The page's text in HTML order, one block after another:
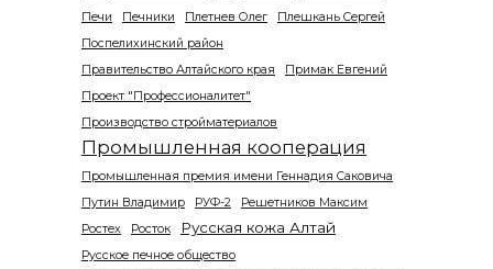
Печи
Печники Плетнев Олег
Плешкань Сергей
Поспелихинский район
Правительство Алтайского края
Примак Евгений
Проект "Профессионалитет"
Производство стройматериалов
Промышленная кооперация
Промышленная премия имени Геннадия Саковича
Путин Владимир
РУФ-2
Решетников Максим
Ростех
Росток Русская кожа Алтай
Русское печное общество